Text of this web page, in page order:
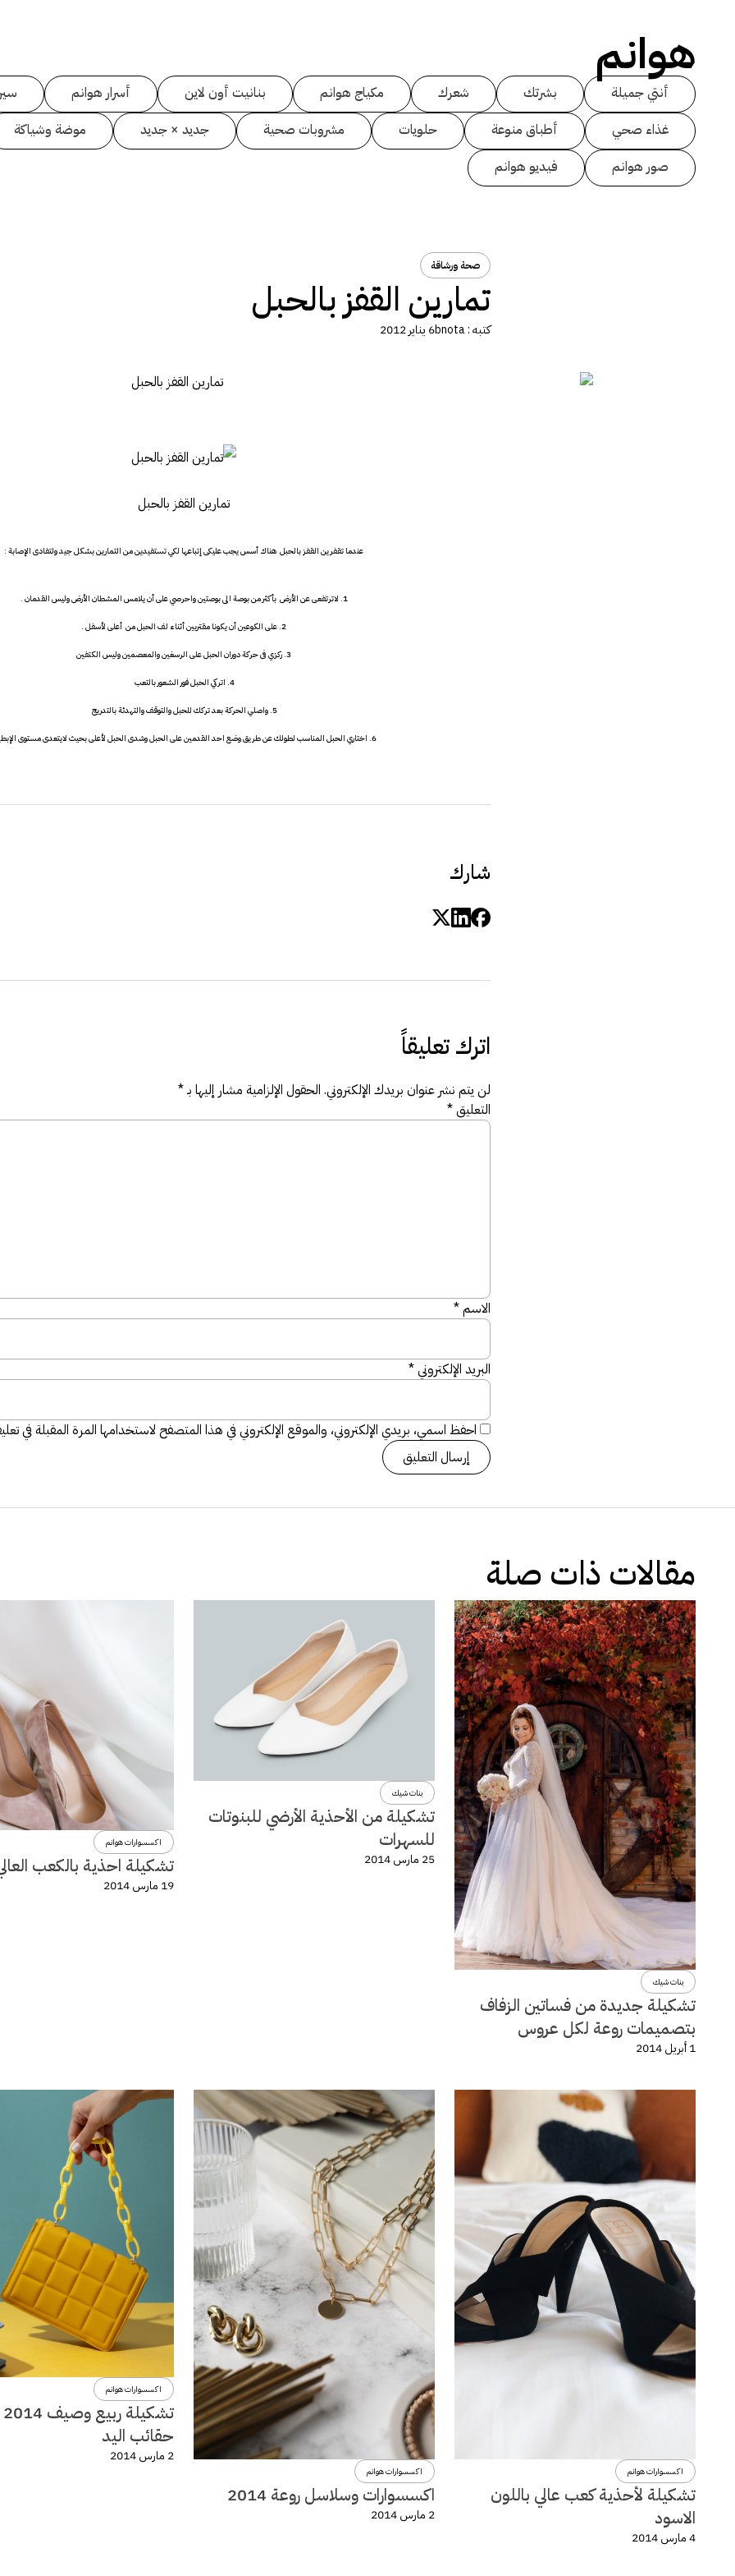
هوانم
أنتي جميلة بشرتك شعرك مكياج هوانم بنانيت أون لاين أسرار هوانم
غذاء صحي
أطباق منوعة حلويات مشروبات صحية جديد × جديد
موضة وشياكة
صور هوانم
فيديو هوانم
صحة ورشاقة
تمارين القفز بالحبل
كتبه :bnota6 يناير 2012
تمارين القفز بالحبل
عندما تقفرين القفز بالحبل هناك أسس يجب عليكى إتباعها لكي تستفيدين من التمارين بشكل جيد ولتفادى الإصابة :
1. لاترتفعى عن الأرض بأكثر من بوصة الى بوصتين واحرصي على أن يلامس المشطان الأرض وليس القدمان .
2. على الكوعين أن يكونا مقتربين أثناء لف الحبل من أعلى لأسفل .
3. ركزي فى حركة دوران الحبل على الرسغين والمعصمين وليس الكتفين
4. اتركي الحبل فور الشعور بالتعب
5. واصلي الحركة بعد تركك للحبل والتوقف والتهدئة بالتدريج
6. اختاري الحبل المناسب لطولك عن طريق وضع احد القدمين على الحبل وشدى الحبل لأعلى بحيث لايتعدى مستوى الإبطين
شارك
اترك تعليقاً
لن يتم نشر عنوان بريدك الإلكتروني. الحقول الإلزامية مشار إليها بـ*
التعليق*
الاسم*
البريد الإلكتروني*
احفظ اسمي، بريدي الإلكتروني، والموقع الإلكتروني في هذا المتصفح لاستخدامها المرة المقبلة في
مقالات ذات صلة
بنات شيك
تشكيلة جديدة من فساتين الزفاف
بتصميمات روعة لكل عروس
1 أبريل 2014
بنات شيك
تشكيلة من الأحذية الأرضي للبنوتات
للسهرات
25 مارس 2014
اكسسوارات هوانم
تشكيلة احذية بالكعب
19 مارس 2014
اكسسوارات هوانم
تشكيلة لأحذية كعب عالي باللون
الاسود
4 مارس 2014
اكسسوارات هوانم
اكسسوارات وسلاسل روعة 2014
2 مارس 2014
اكسسوارات هوانم
حقائب اليد
2 مارس 2014